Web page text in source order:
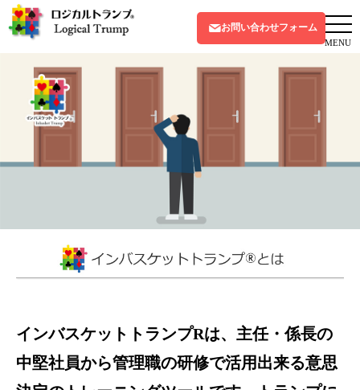
お問い合わせフォーム
MENU
インバスケットトランプRは、主任・係長の
中堅社員から管理職の研修で活用出来る意思